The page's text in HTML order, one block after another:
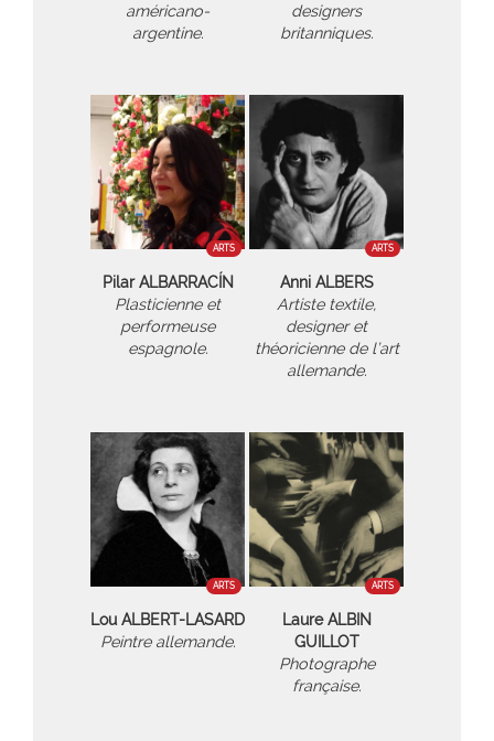
américano-
argentine.
designers
britanniques.
ARTS
Pilar ALBARRACÍN
Plasticienne et
performeuse
espagnole.
ARTS
Anni ALBERS
Artiste textile,
designer et
théoricienne de l’art
allemande.
ARTS
Lou ALBERT-LASARD
Peintre allemande.
ARTS
Laure ALBIN
GUILLOT
Photographe
française.